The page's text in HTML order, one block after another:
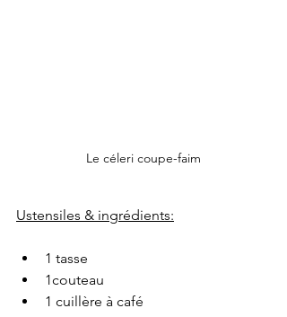
Le céleri coupe-faim
Ustensiles & ingrédients:
1 tasse
1couteau
1 cuillère à café